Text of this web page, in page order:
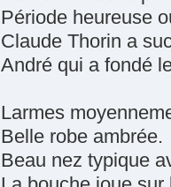
Période heureuse
Claude Thorin a
André qui a fondé
Larmes
Belle robe ambrée.
Beau nez typique